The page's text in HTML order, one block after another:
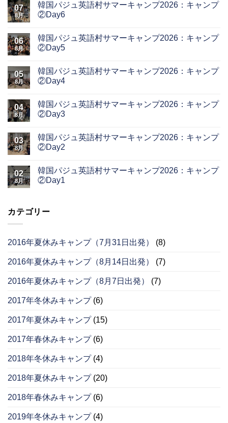
07
8月
韓国パジュ英語村サマーキャンプ2026：キャンプ
②Day6
06
8月
韓国パジュ英語村サマーキャンプ2026：キャンプ
②Day5
05
8月
韓国パジュ英語村サマーキャンプ2026：キャンプ
②Day4
04
8月
韓国パジュ英語村サマーキャンプ2026：キャンプ
②Day3
03
8月
韓国パジュ英語村サマーキャンプ2026：キャンプ
②Day2
02
8月
韓国パジュ英語村サマーキャンプ2026：キャンプ
②Day1
カテゴリー
2016年夏休みキャンプ（7月31日出発） (8)
2016年夏休みキャンプ（8月14日出発） (7)
2016年夏休みキャンプ（8月7日出発） (7)
2017年冬休みキャンプ(6)
2017年夏休みキャンプ(15)
2017年春休みキャンプ(6)
2018年冬休みキャンプ(4)
2018年夏休みキャンプ(20)
2018年春休みキャンプ(6)
2019年冬休みキャンプ(4)